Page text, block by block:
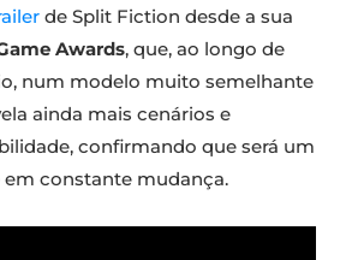
de Split Fiction desde a sua
Awards, que, ao longo de
num modelo muito semelhante
ainda mais cenários e
confirmando que será um
constante mudança.